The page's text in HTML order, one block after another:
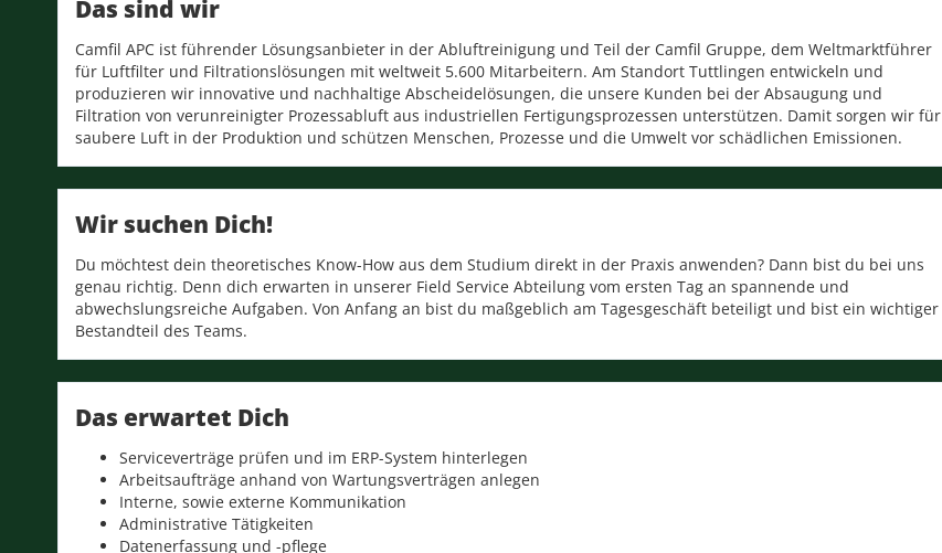
Das sind wir
Camfil APC ist führender Lösungsanbieter in der Abluftreinigung und Teil der Camfil Gruppe, dem Weltmarktführer
für Luftfilter und Filtrationslösungen mit weltweit 5.600 Mitarbeitern. Am Standort Tuttlingen entwickeln und
produzieren wir innovative und nachhaltige Abscheidelösungen, die unsere Kunden bei der Absaugung und
Filtration von verunreinigter Prozessabluft aus industriellen Fertigungsprozessen unterstützen. Damit sorgen wir für
saubere Luft in der Produktion und schützen Menschen, Prozesse und die Umwelt vor schädlichen Emissionen.
Wir suchen Dich!
Du möchtest dein theoretisches Know-How aus dem Studium direkt in der Praxis anwenden? Dann bist du bei uns
genau richtig. Denn dich erwarten in unserer Field Service Abteilung vom ersten Tag an spannende und
abwechslungsreiche Aufgaben. Von Anfang an bist du maßgeblich am Tagesgeschäft beteiligt und bist ein wichtiger
Bestandteil des Teams.
Das erwartet Dich
Serviceverträge prüfen und im ERP-System hinterlegen
Arbeitsaufträge anhand von Wartungsverträgen anlegen
Interne, sowie externe Kommunikation
Administrative Tätigkeiten
Datenerfassung und -pflege